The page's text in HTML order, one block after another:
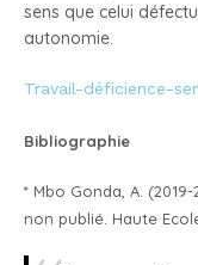
sens que celui
autonomie.
Travail-déficience-
Bibliographie
* Mbo Gonda, A. (2019-
non publié. Haute